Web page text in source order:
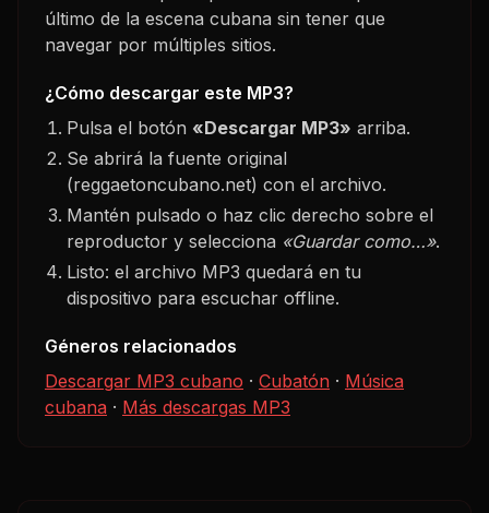
último de la escena cubana sin tener que
navegar por múltiples sitios.
¿Cómo descargar este MP3?
Pulsa el botón «Descargar MP3» arriba.
Se abrirá la fuente original
(reggaetoncubano.net) con el archivo.
Mantén pulsado o haz clic derecho sobre el
reproductor y selecciona «Guardar como…».
Listo: el archivo MP3 quedará en tu
dispositivo para escuchar offline.
Géneros relacionados
Descargar MP3 cubano · Cubatón · Música
cubana · Más descargas MP3